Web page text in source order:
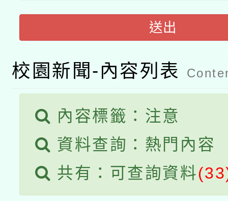
礎課程
A3數位素養講師名單
「數位內容與教學軟體
pilot」
有關大陸委員會函釋公
薪期間赴陸應申請許可
轉知經濟部水利署委託
業技術研究院辦理「
用水績優單位及節水達
動」
115年8月22日(星期六
桃園市孔廟祈福系列
開 智慧啟航」
2026年桃園地景藝術
送出
校園新聞-內容列表
內容標籤：注意
資料查詢：熱門內容
共有：可查詢資料